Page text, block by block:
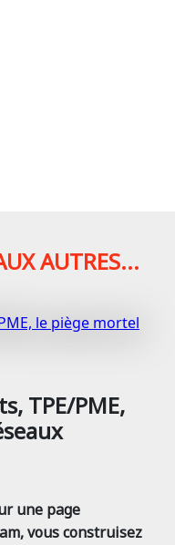
AUTRES...
TPE/PME,
une page
vous construisez